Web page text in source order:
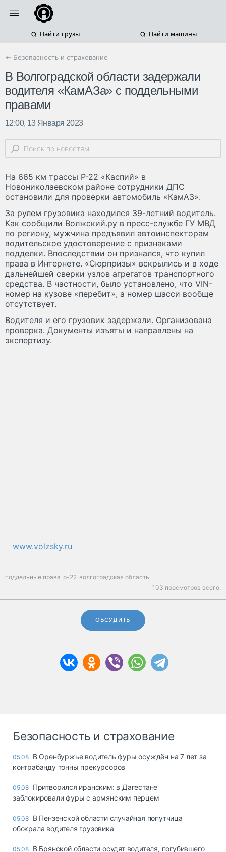
Найти грузы Найти машины
← Безопасность и страхование
В Волгоградской области задержали
водителя «КамАЗа» с поддельными
правами
12:00, 13 Января 2023
На 665 км трассы Р-22 «Каспий» в
Новониколаевском районе сотрудники ДПС
остановили для проверки автомобиль «КамАЗ».
За рулем грузовика находился 39-летний водитель.
Как сообщили Волжский.ру в пресс-службе ГУ МВД
по региону, мужчина предъявил автоинспекторам
водительское удостоверение с признаками
подделки. Впоследствии он признался, что купил
права в Интернете. «Сюрпризы» вскрылись и в ходе
дальнейшей сверки узлов агрегатов транспортного
средства. В частности, было установлено, что VIN-
номер на кузове «перебит», а номер шасси вообще
отсутствует.
Водителя и его грузовик задержали. Организована
проверка. Документы изъяты и направлены на
экспертизу.
www.volzsky.ru
поддельные права р-22 волгоградская область
103 просмотров всего.
ОБСУДИТЬ
Безопасность и страхование
05.08 В Оренбуржье водитель фуры осуждён на 7 лет за
контрабанду тонны прекурсоров
05.08 Притворился иранским: в Дагестане
заблокировали фуры с армянским перцем
05.08 В Пензенской области случайная попутчица
обокрала водителя грузовика
05.08 В Брянской области осудят водителя, погубившего